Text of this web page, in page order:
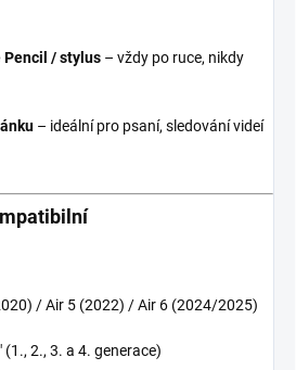
Pencil / stylus – vždy po ruce, nikdy
– ideální pro psaní, sledování videí
/ Air 5 (2022) / Air 6 (2024/2025)
(1., 2., 3. a 4. generace)